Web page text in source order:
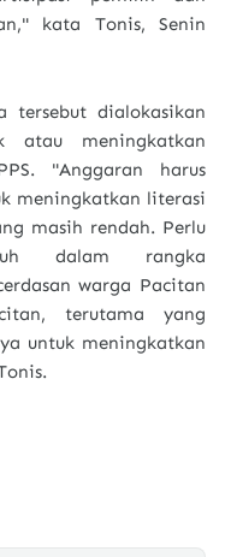
kata Tonis, Senin
dialokasikan
atau meningkatkan
"Anggaran harus
meningkatkan literasi
masih rendah. Perlu
dalam rangka
warga Pacitan
terutama yang
untuk meningkatkan